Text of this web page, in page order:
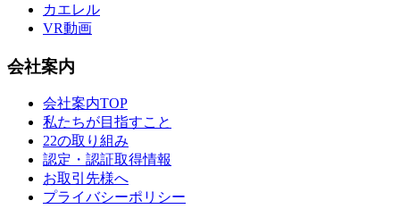
カエレル
VR動画
会社案内
会社案内TOP
私たちが目指すこと
22の取り組み
認定・認証取得情報
お取引先様へ
プライバシーポリシー